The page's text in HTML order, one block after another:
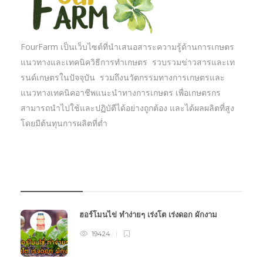
FourFarm เป็นเว็บไซต์ที่นำเสนอสาระความรู้ด้านการเกษตร
แนวทางและเทคนิควิธีการทำเกษตร รวบรวมข่าวสารและเท
รนด์เกษตรในปัจจุบัน รวมถึงนวัตกรรมทางการเกษตรและ
แนวทางเทคนิคอาชีพแนะนำทางการเกษตร เพื่อเกษตรกร
สามารถนำไปใช้และปฏิบัตืได้อย่างถูกต้อง และได้ผลผลิตที่สูง
โดยมีต้นทุนการผลิตที่ต่ำ
ฮอร์โมนไข่ ทำง่ายๆ เร่งโต เร่งดอก ผักงาม
19424